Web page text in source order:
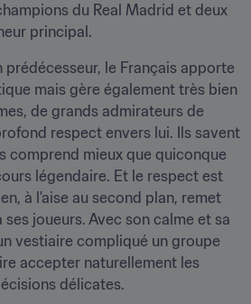
du Real Madrid et deux
principal.
prédécesseur, le Français apporte
mais gère également très bien
respect envers lui. Ils savent
comprend mieux que quiconque
légendaire. Et le respect est
à l'aise au second plan, remet
joueurs. Avec son calme et sa
vestiaire compliqué un groupe
accepter naturellement les
délicates.